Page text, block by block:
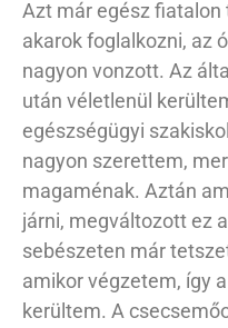
Azt már egész fiatalon
akarok foglalkozni, az
nagyon vonzott. Az
után véletlenül
egészségügyi
nagyon szerettem,
magaménak. Aztán
járni, megváltozott ez
sebészeten már
amikor végzetem, így
kerültem. A